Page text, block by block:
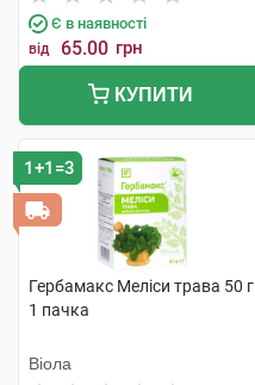
Є в наявності
від 65.00 грн
КУПИТИ
1+1=3
Гербамакс Меліси трава 50 г
1 пачка
Віола